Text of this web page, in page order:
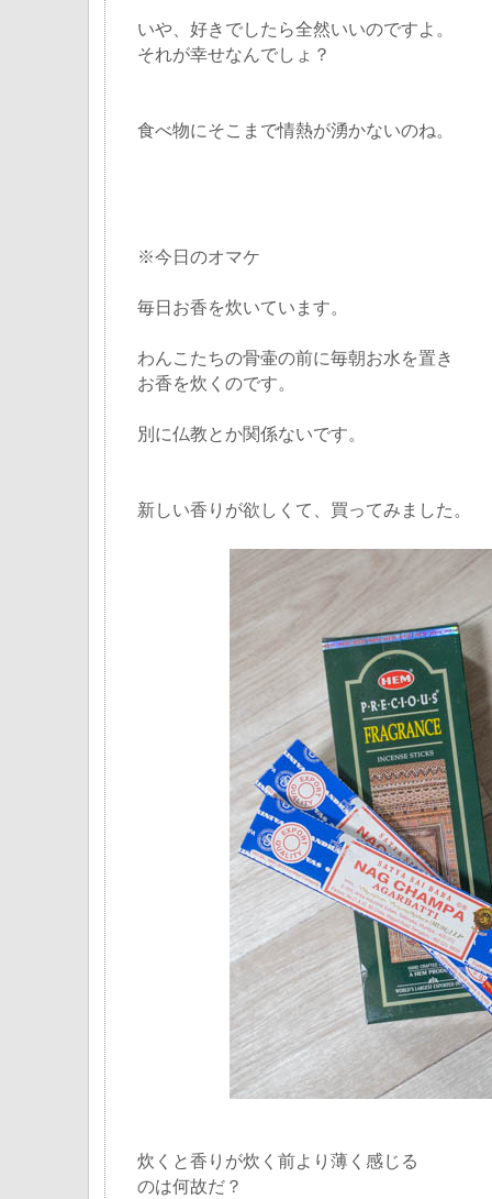
いや、好きでしたら全然いいのですよ。
それが幸せなんでしょ？
食べ物にそこまで情熱が湧かないのね。
※今日のオマケ
毎日お香を炊いています。
わんこたちの骨壷の前に毎朝お水を置き
お香を炊くのです。
別に仏教とか関係ないです。
新しい香りが欲しくて、買ってみました。
炊くと香りが炊く前より薄く感じる
のは何故だ？